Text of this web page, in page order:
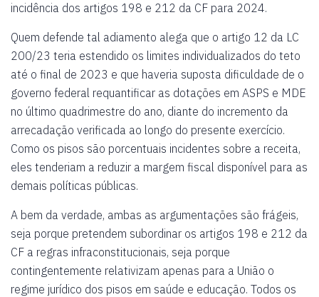
incidência dos artigos 198 e 212 da CF para 2024.
Quem defende tal adiamento alega que o artigo 12 da LC
200/23 teria estendido os limites individualizados do teto
até o final de 2023 e que haveria suposta dificuldade de o
governo federal requantificar as dotações em ASPS e MDE
no último quadrimestre do ano, diante do incremento da
arrecadação verificada ao longo do presente exercício.
Como os pisos são porcentuais incidentes sobre a receita,
eles tenderiam a reduzir a margem fiscal disponível para as
demais políticas públicas.
A bem da verdade, ambas as argumentações são frágeis,
seja porque pretendem subordinar os artigos 198 e 212 da
CF a regras infraconstitucionais, seja porque
contingentemente relativizam apenas para a União o
regime jurídico dos pisos em saúde e educação. Todos os